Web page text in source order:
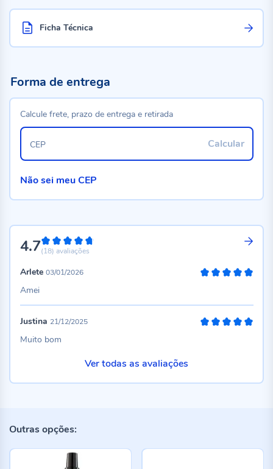
Ficha Técnica
4.794%
(18) avaliações
Arlete 03/01/2026
Amei
Justina 21/12/2025
Muito bom
Ver todas as avaliações
Forma de entrega
Calcule frete, prazo de entrega e retirada
Calcular
CEP
Não sei meu CEP
Outras opções: